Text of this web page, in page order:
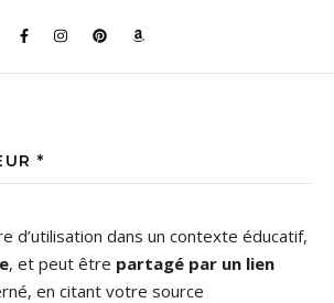
*
d’utilisation dans un contexte éducatif,
, et peut être partagé par un lien
en citant votre source